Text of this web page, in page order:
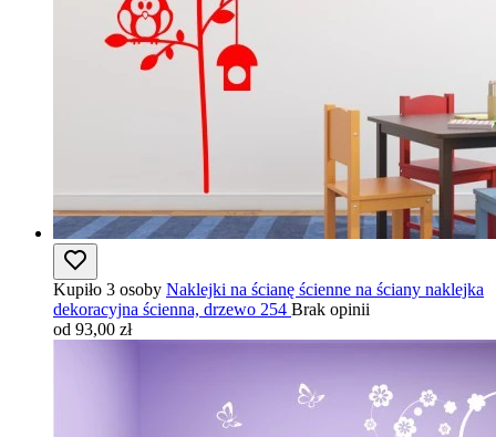
Kupiło 3 osoby Naklejki na ścianę ścienne na ściany naklejka
dekoracyjna ścienna, drzewo 254 Brak opinii
od 93,00 zł